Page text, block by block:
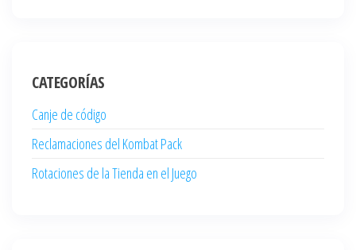
CATEGORÍAS
Canje de código
Reclamaciones del Kombat Pack
Rotaciones de la Tienda en el Juego